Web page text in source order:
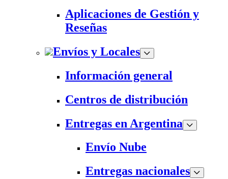
Aplicaciones de Gestión y
Reseñas
Envíos y Locales
Información general
Centros de distribución
Entregas en Argentina
Envío Nube
Entregas nacionales